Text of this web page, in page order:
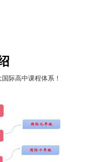
际高中课程体系！